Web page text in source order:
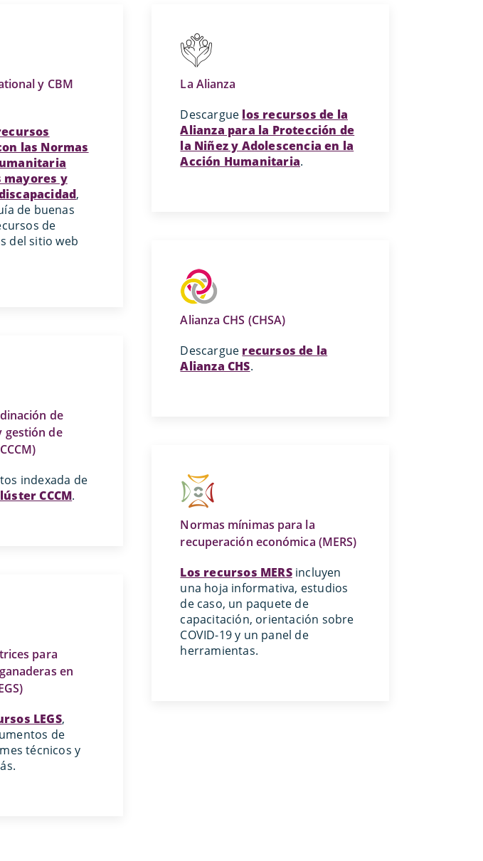
y CBM
las Normas
mayores y
,
de buenas
de
del sitio web
La Alianza
Descargue los recursos de la
Alianza para la Protección de
la Niñez y Adolescencia en la
Acción Humanitaria.
de
gestión de
indexada de
CCCM.
Alianza CHS (CHSA)
Descargue recursos de la
Alianza CHS.
para
en
LEGS,
de
técnicos y
Normas mínimas para la
recuperación económica (MERS)
Los recursos MERSincluyen
una hoja informativa, estudios
de caso, un paquete de
capacitación, orientación sobre
COVID-19 y un panel de
herramientas.